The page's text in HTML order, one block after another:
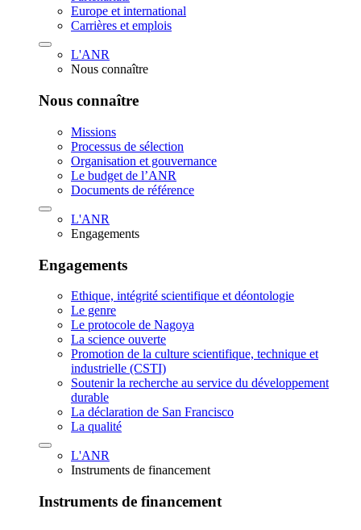
Europe et international
Carrières et emplois
L'ANR
Nous connaître
Nous connaître
Missions
Processus de sélection
Organisation et gouvernance
Le budget de l’ANR
Documents de référence
L'ANR
Engagements
Engagements
Ethique, intégrité scientifique et déontologie
Le genre
Le protocole de Nagoya
La science ouverte
Promotion de la culture scientifique, technique et
industrielle (CSTI)
Soutenir la recherche au service du développement
durable
La déclaration de San Francisco
La qualité
L'ANR
Instruments de financement
Instruments de financement